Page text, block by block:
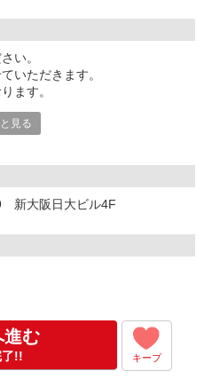
い。
いただきます。
ます。
見る
新大阪日大ビル4F
進む
了!! キープ